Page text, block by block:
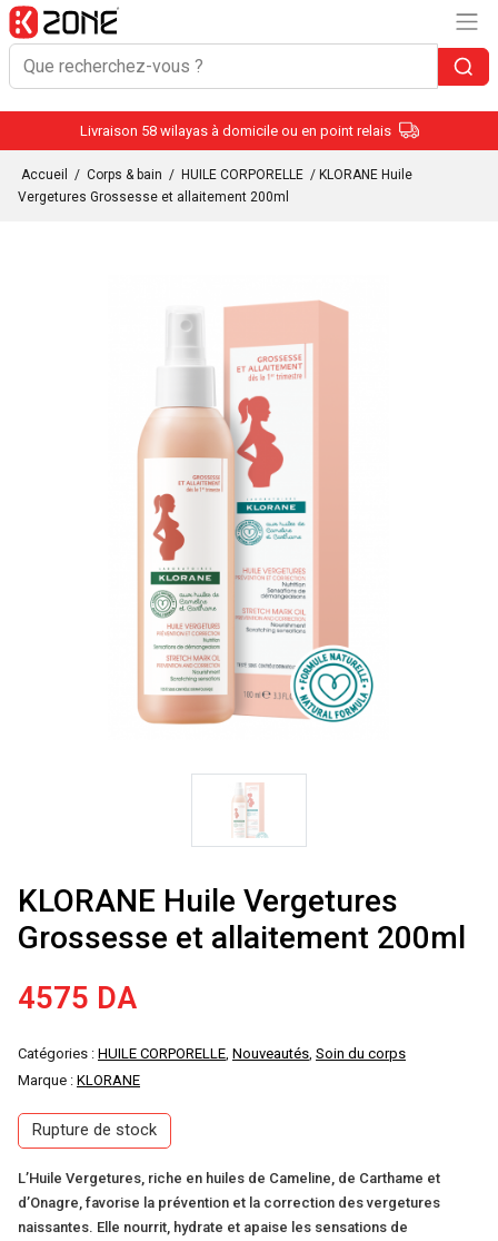
Livraison 58 wilayas à domicile ou en point relais
Accueil / Corps & bain / HUILE CORPORELLE / KLORANE Huile
Vergetures Grossesse et allaitement 200ml
KLORANE Huile Vergetures
Grossesse et allaitement 200ml
4575 DA
Catégories : HUILE CORPORELLE, Nouveautés, Soin du corps
Marque : KLORANE
Rupture de stock
L’Huile Vergetures, riche en huiles de Cameline, de Carthame et
d’Onagre, favorise la prévention et la correction des vergetures
naissantes. Elle nourrit, hydrate et apaise les sensations de